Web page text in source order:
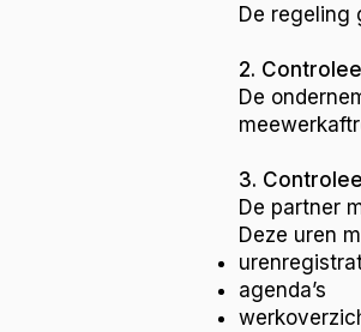
De regeling
2.
De
3.
De partner
Deze uren
agenda’s